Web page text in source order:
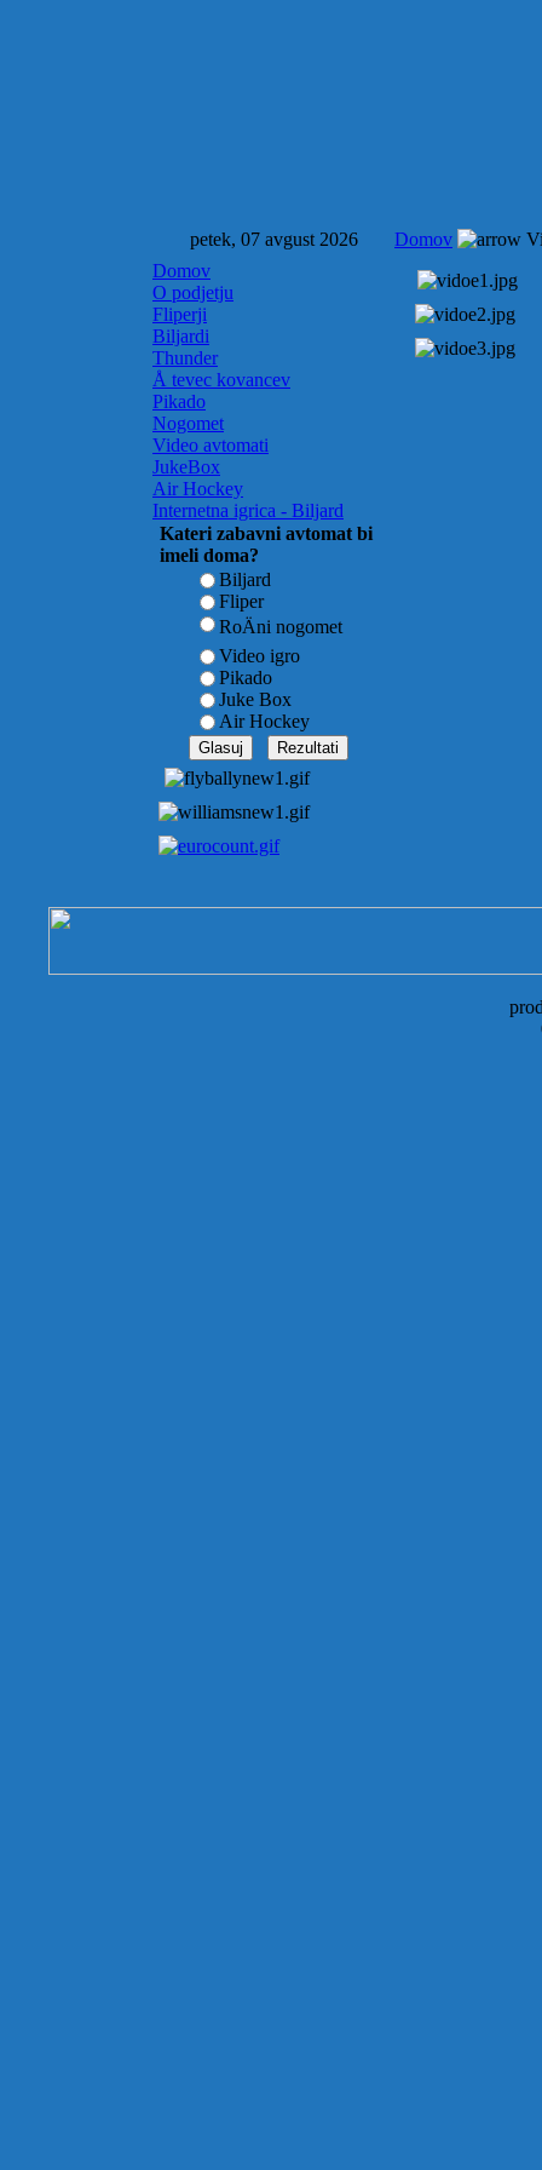
petek, 07 avgust 2026 Domov
Domov
O podjetju
Fliperji
Biljardi
Thunder
Å tevec kovancev
Pikado
Nogomet
Video avtomati
JukeBox
Air Hockey
Internetna igrica - Biljard
Kateri zabavni avtomat bi
imeli doma?
Biljard
Fliper
RoÄni nogomet
Video igro
Pikado
Juke Box
Air Hockey